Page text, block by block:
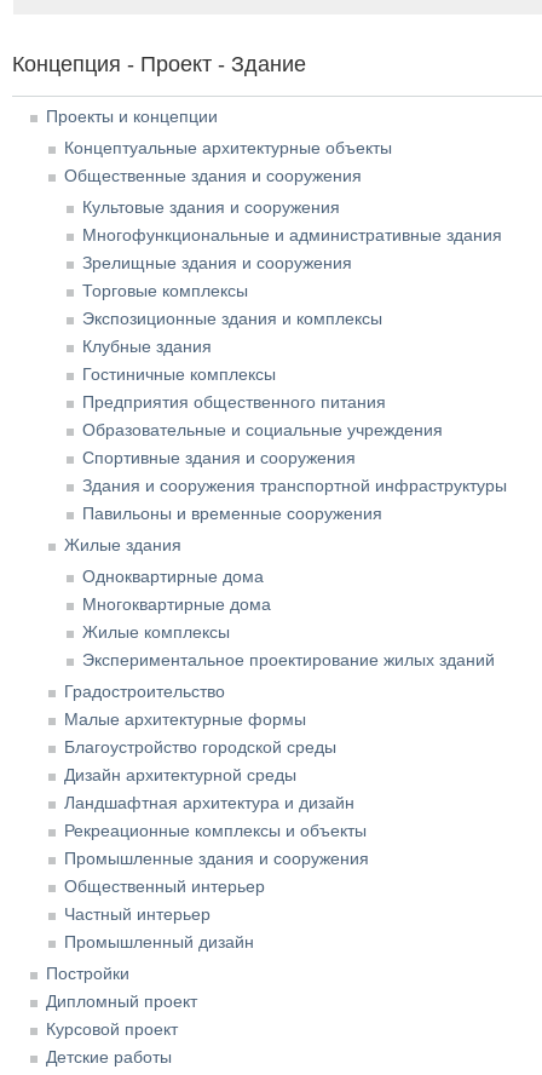
Концепция - Проект - Здание
Проекты и концепции
Концептуальные архитектурные объекты
Общественные здания и сооружения
Культовые здания и сооружения
Многофункциональные и административные здания
Зрелищные здания и сооружения
Торговые комплексы
Экспозиционные здания и комплексы
Клубные здания
Гостиничные комплексы
Предприятия общественного питания
Образовательные и социальные учреждения
Спортивные здания и сооружения
Здания и сооружения транспортной инфраструктуры
Павильоны и временные сооружения
Жилые здания
Одноквартирные дома
Многоквартирные дома
Жилые комплексы
Экспериментальное проектирование жилых зданий
Градостроительство
Малые архитектурные формы
Благоустройство городской среды
Дизайн архитектурной среды
Ландшафтная архитектура и дизайн
Рекреационные комплексы и объекты
Промышленные здания и сооружения
Общественный интерьер
Частный интерьер
Промышленный дизайн
Постройки
Дипломный проект
Курсовой проект
Детские работы